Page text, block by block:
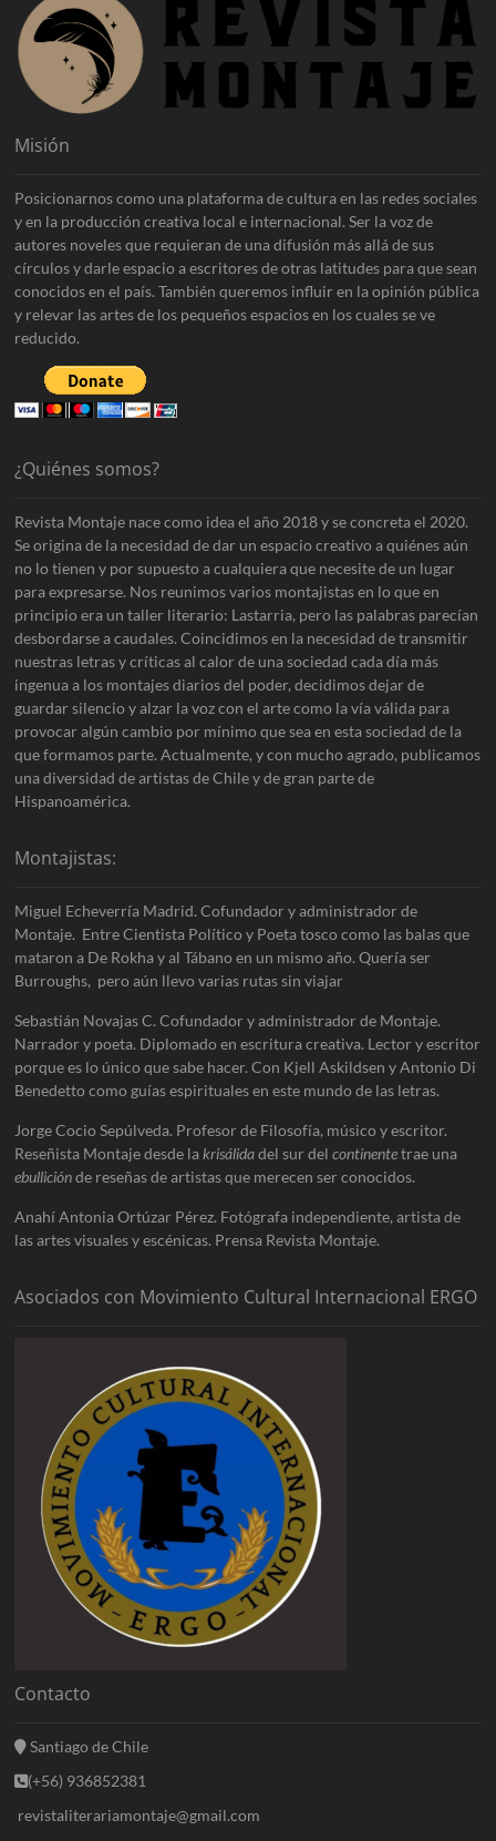
Misión
Posicionarnos como una plataforma de cultura en las redes sociales
y en la producción creativa local e internacional. Ser la voz de
autores noveles que requieran de una difusión más allá de sus
círculos y darle espacio a escritores de otras latitudes para que sean
conocidos en el país. También queremos influir en la opinión pública
y relevar las artes de los pequeños espacios en los cuales se ve
reducido.
¿Quiénes somos?
Revista Montaje nace como idea el año 2018 y se concreta el 2020.
Se origina de la necesidad de dar un espacio creativo a quiénes aún
no lo tienen y por supuesto a cualquiera que necesite de un lugar
para expresarse. Nos reunimos varios montajistas en lo que en
principio era un taller literario: Lastarria, pero las palabras parecían
desbordarse a caudales. Coincidimos en la necesidad de transmitir
nuestras letras y críticas al calor de una sociedad cada día más
ingenua a los montajes diarios del poder, decidimos dejar de
guardar silencio y alzar la voz con el arte como la vía válida para
provocar algún cambio por mínimo que sea en esta sociedad de la
que formamos parte. Actualmente, y con mucho agrado, publicamos
una diversidad de artistas de Chile y de gran parte de
Hispanoamérica.
Montajistas:
Miguel Echeverría Madrid. Cofundador y administrador de
Montaje. Entre Cientista Político y Poeta tosco como las balas que
mataron a De Rokha y al Tábano en un mismo año. Quería ser
Burroughs, pero aún llevo varias rutas sin viajar
Sebastián Novajas C. Cofundador y administrador de Montaje.
Narrador y poeta. Diplomado en escritura creativa. Lector y escritor
porque es lo único que sabe hacer. Con Kjell Askildsen y Antonio Di
Benedetto como guías espirituales en este mundo de las letras.
Jorge Cocio Sepúlveda. Profesor de Filosofía, músico y escritor.
Reseñista Montaje desde lakrisálidadel sur delcontinentetrae una
ebulliciónde reseñas de artistas que merecen ser conocidos.
Anahí Antonia Ortúzar Pérez. Fotógrafa independiente, artista de
las artes visuales y escénicas. Prensa Revista Montaje.
Asociados con Movimiento Cultural Internacional ERGO
Contacto
Santiago de Chile
(+56) 936852381
revistaliterariamontaje@gmail.com